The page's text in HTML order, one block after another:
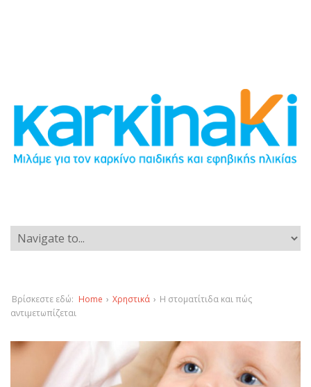
Βρίσκεστε εδώ: Home › Χρηστικά › Η στοματίτιδα και πώς
αντιμετωπίζεται